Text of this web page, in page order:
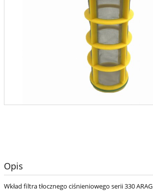
Opis
Wkład filtra tłocznego ciśnieniowego serii 330 ARAG